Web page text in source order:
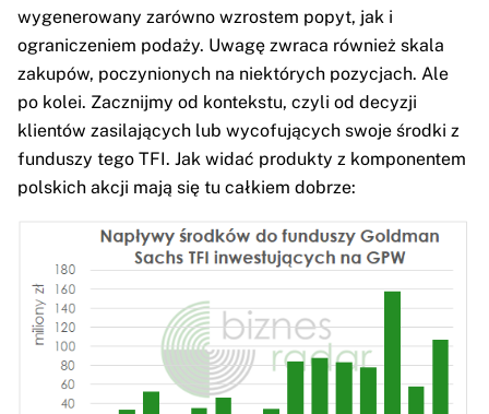
wygenerowany zarówno wzrostem popyt, jak i
ograniczeniem podaży. Uwagę zwraca również skala
zakupów, poczynionych na niektórych pozycjach. Ale
po kolei. Zacznijmy od kontekstu, czyli od decyzji
klientów zasilających lub wycofujących swoje środki z
funduszy tego TFI. Jak widać produkty z komponentem
polskich akcji mają się tu całkiem dobrze: